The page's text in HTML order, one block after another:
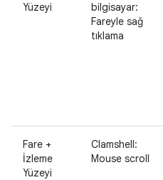
Yüzeyi
bilgisayar:
Fareyle sağ
tıklama
Fare +
İzleme
Yüzeyi
Clamshell:
Mouse scroll